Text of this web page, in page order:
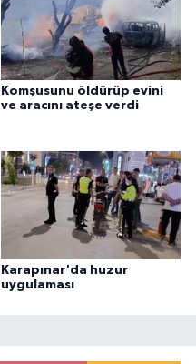
Komşusunu öldürüp evini
ve aracını ateşe verdi
Karapınar'da huzur
uygulaması